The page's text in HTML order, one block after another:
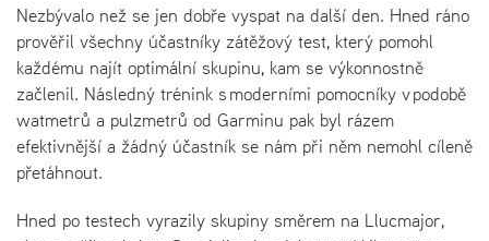
Nezbývalo než se jen dobře vyspat na další den. Hned ráno
prověřil všechny účastníky zátěžový test, který pomohl
každému najít optimální skupinu, kam se výkonnostně
začlenil. Následný trénink s moderními pomocníky v podobě
watmetrů a pulzmetrů od Garminu pak byl rázem
efektivnější a žádný účastník se nám při něm nemohl cíleně
přetáhnout.
Hned po testech vyrazily skupiny směrem na Llucmajor,